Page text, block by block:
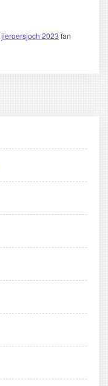
jieroersjoch 2023 fan